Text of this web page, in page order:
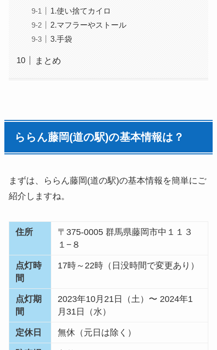
1.使い捨てカイロ
2.マフラーやストール
3.手袋
まとめ
ららん藤岡(道の駅)の基本情報は？
まずは、ららん藤岡(道の駅)の基本情報を簡単にご
紹介しますね。
住所
〒375-0005 群馬県藤岡市中１１３
１−８
点灯時
間
17時～22時（日没時間で変更あり）
点灯期
間
2023年10月21日（土）〜 2024年1
月31日（水）
定休日 無休（元日は除く）